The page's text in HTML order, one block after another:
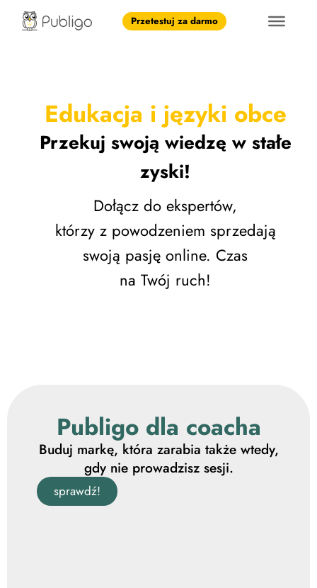
Przetestuj za darmo
Edukacja i języki obce
Przekuj swoją wiedzę w stałe
zyski!
Dołącz do ekspertów,
którzy z powodzeniem sprzedają
swoją pasję online. Czas
na Twój ruch!
Publigo dla coacha
Buduj markę, która zarabia także wtedy,
gdy nie prowadzisz sesji.
sprawdź!